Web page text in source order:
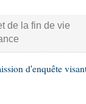
de la fin de vie
d'enquête